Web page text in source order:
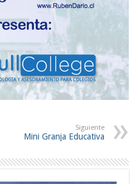
Siguiente
Mini Granja Educativa